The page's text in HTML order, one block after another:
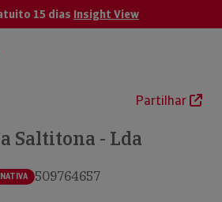
15 dias Insight View
Partilhar
Saltitona - Lda
509764657